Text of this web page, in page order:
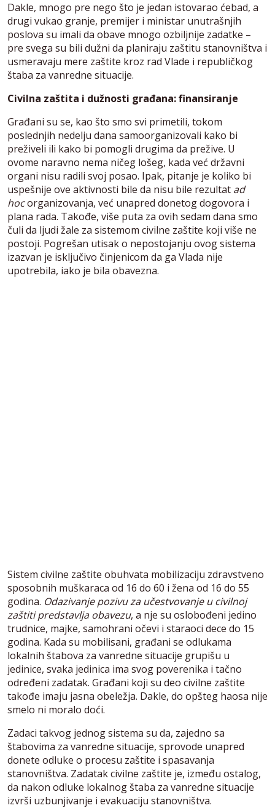
Dakle, mnogo pre nego što je jedan istovarao ćebad, a
drugi vukao granje, premijer i ministar unutrašnjih
poslova su imali da obave mnogo ozbiljnije zadatke –
pre svega su bili dužni da planiraju zaštitu stanovništva i
usmeravaju mere zaštite kroz rad Vlade i republičkog
štaba za vanredne situacije.
Civilna zaštita i dužnosti građana: finansiranje
Građani su se, kao što smo svi primetili, tokom
poslednjih nedelju dana samoorganizovali kako bi
preživeli ili kako bi pomogli drugima da prežive. U
ovome naravno nema ničeg lošeg, kada već državni
organi nisu radili svoj posao. Ipak, pitanje je koliko bi
uspešnije ove aktivnosti bile da nisu bile rezultat ad
hocorganizovanja, već unapred donetog dogovora i
plana rada. Takođe, više puta za ovih sedam dana smo
čuli da ljudi žale za sistemom civilne zaštite koji više ne
postoji. Pogrešan utisak o nepostojanju ovog sistema
izazvan je isključivo činjenicom da ga Vlada nije
upotrebila, iako je bila obavezna.
Sistem civilne zaštite obuhvata mobilizaciju zdravstveno
sposobnih muškaraca od 16 do 60 i žena od 16 do 55
godina. Odazivanje pozivu za učestvovanje u civilnoj
zaštiti predstavlja obavezu, a nje su oslobođeni jedino
trudnice, majke, samohrani očevi i staraoci dece do 15
godina. Kada su mobilisani, građani se odlukama
lokalnih štabova za vanredne situacije grupišu u
jedinice, svaka jedinica ima svog poverenika i tačno
određeni zadatak. Građani koji su deo civilne zaštite
takođe imaju jasna obeležja. Dakle, do opšteg haosa nije
smelo ni moralo doći.
Zadaci takvog jednog sistema su da, zajedno sa
štabovima za vanredne situacije, sprovode unapred
donete odluke o procesu zaštite i spasavanja
stanovništva. Zadatak civilne zaštite je, između ostalog,
da nakon odluke lokalnog štaba za vanredne situacije
izvrši uzbunjivanje i evakuaciju stanovništva.